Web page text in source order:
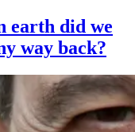
earth did we
way back?